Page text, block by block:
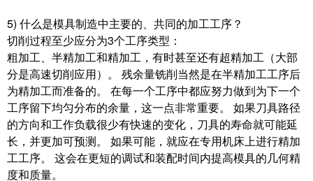
5) 什么是模具制造中主要的、共同的加工工序？
切削过程至少应分为3个工序类型：
粗加工、半精加工和精加工，有时甚至还有超精加工（大部
分是高速切削应用）。 残余量铣削当然是在半精加工工序后
为精加工而准备的。 在每一个工序中都应努力做到为下一个
工序留下均匀分布的余量，这一点非常重要。 如果刀具路径
的方向和工作负载很少有快速的变化，刀具的寿命就可能延
长，并更加可预测。 如果可能，就应在专用机床上进行精加
工工序。 这会在更短的调试和装配时间内提高模具的几何精
度和质量。